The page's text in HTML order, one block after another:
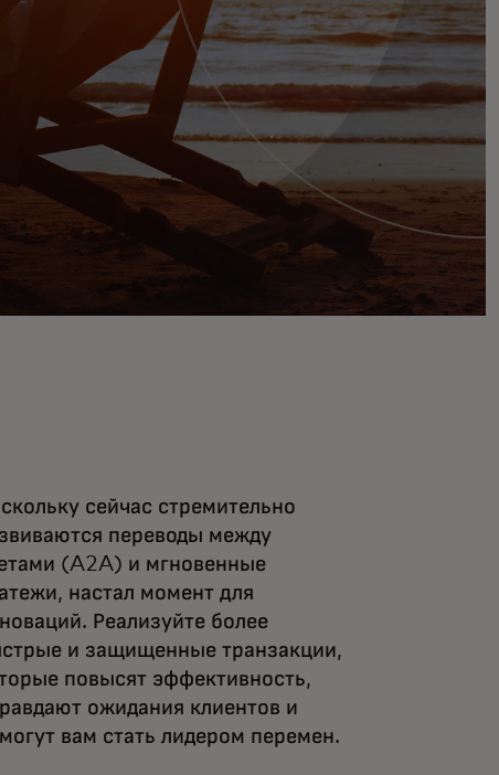
сейчас стремительно
переводы между
(A2A) и мгновенные
настал момент для
Реализуйте более
и защищенные транзакции,
повысят эффективность,
ожидания клиентов и
вам стать лидером перемен.